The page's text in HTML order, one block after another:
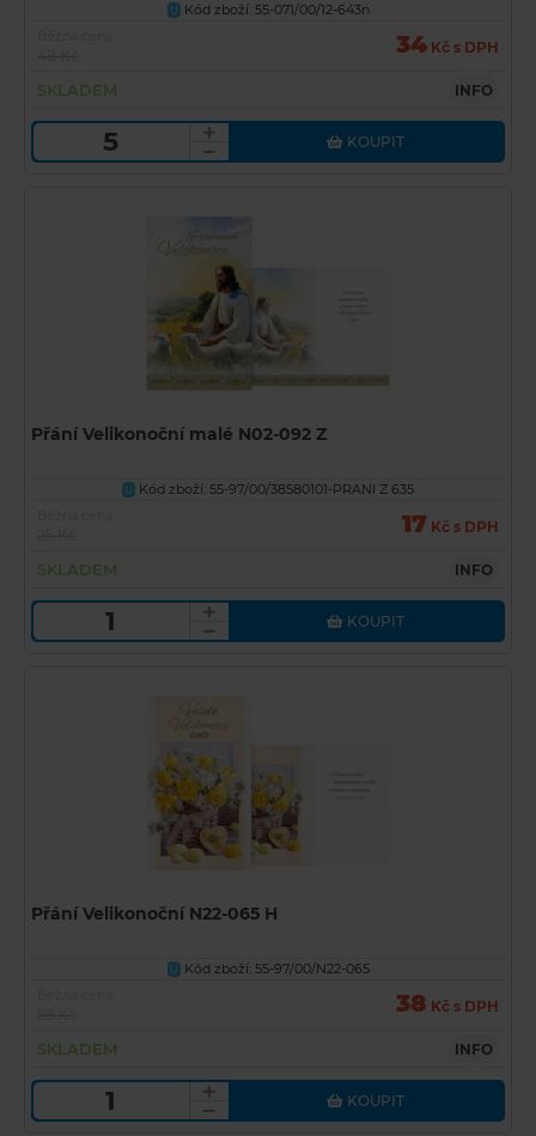
U Kód zboží: 55-071/00/12-643n
34 Kč s DPH
SKLADEM INFO
KOUPIT
Přání Velikonoční malé N02-092 Z
U
Kód zboží: 55-97/00/38580101-PRANI Z 635
17 Kč s DPH
SKLADEM INFO
KOUPIT
Přání Velikonoční N22-065 H
U Kód zboží: 55-97/00/N22-065
38 Kč s DPH
SKLADEM INFO
KOUPIT